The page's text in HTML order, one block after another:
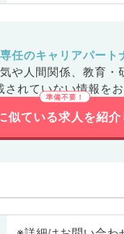
任のキャリアパート
や人間関係、 教育・
れていない情報をお
似ている求人を紹介